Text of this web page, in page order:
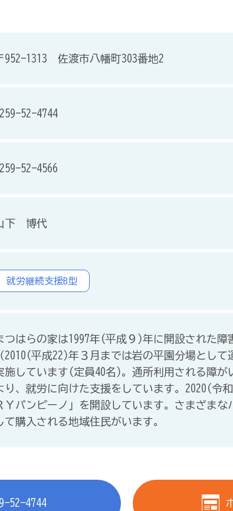
952-1313 佐渡市八幡町303番地2
52-4744
52-4566
下 博代
就労継続支援B型
つはらの家は1997年(平成９)年に開設された障
（2010(平成22)年３月までは岩の平園分場とし
施しています(定員40名)。通所利用される障が
り、就労に向けた支援をしています。2020(令
Ｙパンピーノ」を開設しています。さまざま
て購入される地域住民がいます。
52-4744